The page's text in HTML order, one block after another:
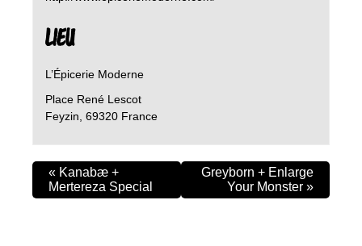
LIEU
L’Épicerie Moderne
Place René Lescot
Feyzin 69320 France
« Kanabæ +
Mertereza Special
Greyborn + Enlarge
Your Monster »